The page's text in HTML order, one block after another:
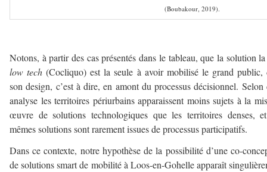
(Boubakour, 2019).
Notons, à partir des cas présentés dans le tableau, que la solution
low tech (Cocliquo) est la seule à avoir mobilisé le grand public,
son design, c’est à dire, en amont du processus décisionnel. Selon
analyse les territoires périurbains apparaissent moins sujets à la
œuvre de solutions technologiques que les territoires denses,
mêmes solutions sont rarement issues de processus participatifs.
Dans ce contexte, notre hypothèse de la possibilité d’une co-
de solutions smart de mobilité à Loos-en-Gohelle apparaît